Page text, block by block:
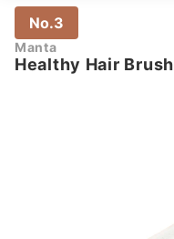
No.3
Manta
Healthy Hair Brush